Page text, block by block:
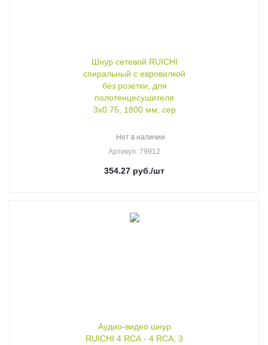
Шнур сетевой RUICHI
спиральный с евровилкой
без розетки, для
полотенцесушителя
3х0.75, 1800 мм, сер
Нет в наличии
Артикул: 79912
354.27 руб./шт
Аудио-видео шнур
RUICHI 4 RCA - 4 RCA, 3